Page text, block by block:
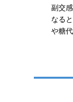
副交
なる
や糖